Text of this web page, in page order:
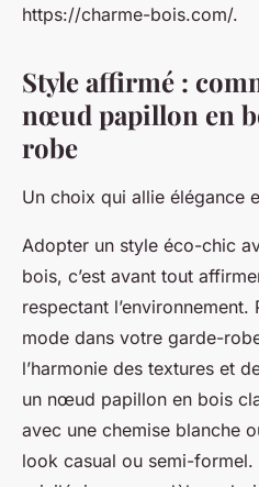
https://charme-bois.com/.
Style affirmé :
nœud papillon en
robe
Un choix qui allie élégance
Adopter un style éco-chic
bois, c’est avant tout
respectant
mode dans votre garde-
l’harmonie des textures et
un nœud papillon en bois
avec une chemise blanche
look casual ou semi-formel.